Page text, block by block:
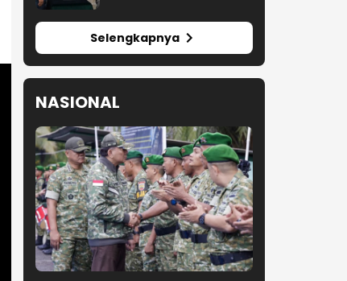
Legislatif
Selengkapnya
NASIONAL